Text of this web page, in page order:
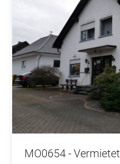
MO0654 - Vermietet